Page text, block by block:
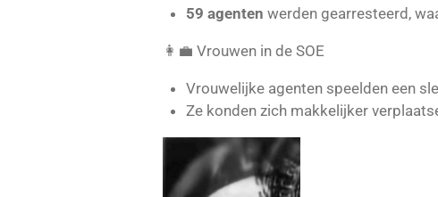
59 agenten werden gearresteerd,
👩‍💼 Vrouwen in de SOE
Vrouwelijke agenten speelden een
Ze konden zich makkelijker